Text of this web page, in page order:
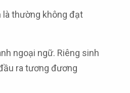
là thường không đạt
ngoại ngữ. Riêng sinh
ra tương đương